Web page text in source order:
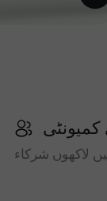
لاکھوں شرکاء